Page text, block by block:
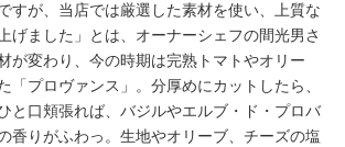
すが、当店では厳選した素材を使い、上質な
げました」とは、オーナーシェフの間光男さ
が変わり、今の時期は完熟トマトやオリー
「プロヴァンス」。分厚めにカットしたら、
と口頬張れば、バジルやエルブ・ド・プロバ
香りがふわっ。生地やオリーブ、チーズの塩